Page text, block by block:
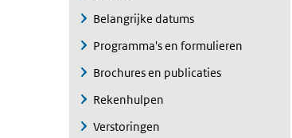
Belangrijke datums
Programma's en formulieren
Brochures en publicaties
Rekenhulpen
Verstoringen